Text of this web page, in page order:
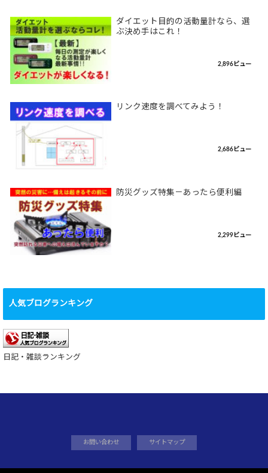
ダイエット目的の活動量計なら、選
ぶ決め手はこれ！
2,896ビュー
リンク速度を調べてみよう！
2,686ビュー
防災グッズ特集－あったら便利編
2,299ビュー
人気ブログランキング
日記・雑談ランキング
お問い合わせ サイトマップ